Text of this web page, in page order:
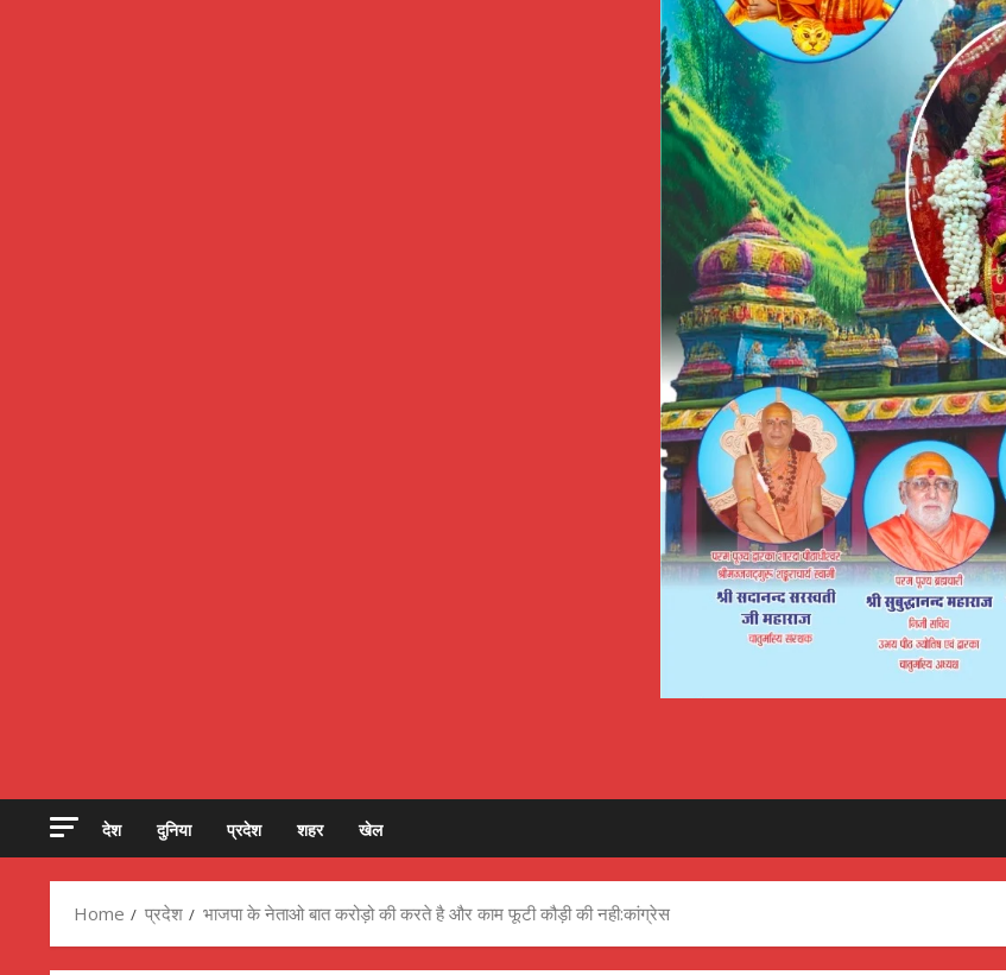
देश दुनिया प्रदेश शहर खेल
Home प्रदेश भाजपा के नेताओ बात करोड़ो की करते है और काम फूटी कौड़ी की नही:कांग्रेस